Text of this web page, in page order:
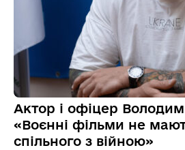
Актор і офіцер
«Воєнні фільми не
спільного з війною»